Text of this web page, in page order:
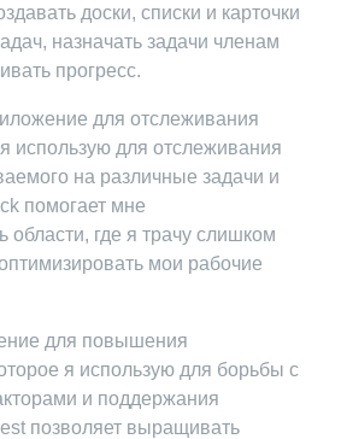
доски, списки и карточки
назначать задачи членам
прогресс.
для отслеживания
использую для отслеживания
на различные задачи и
помогает мне
области, где я трачу слишком
мои рабочие
для повышения
я использую для борьбы с
и поддержания
позволяет выращивать